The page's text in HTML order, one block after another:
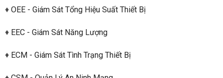
♦ OEE - Giám Sát Tổng Hiệu Suất Thiết Bị
♦ EEC - Giám Sát Năng Lượng
♦ ECM - Giám Sát Tình Trạng Thiết Bị